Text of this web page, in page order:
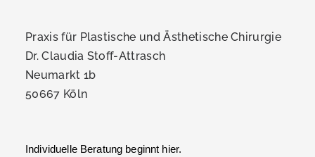
Praxis für Plastische und Ästhetische Chirurgie
Dr. Claudia Stoff-Attrasch
Neumarkt 1b
50667 Köln
Individuelle Beratung beginnt hier.